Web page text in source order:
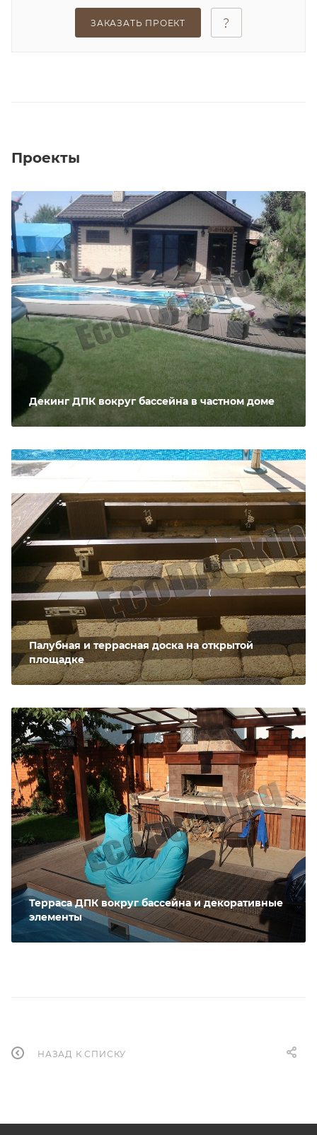
ЗАКАЗАТЬ ПРОЕКТ
Проекты
Декинг ДПК вокруг бассейна в частном доме
Палубная и террасная доска на открытой
площадке
Терраса ДПК вокруг бассейна и декоративные
элементы
НАЗАД К СПИСКУ